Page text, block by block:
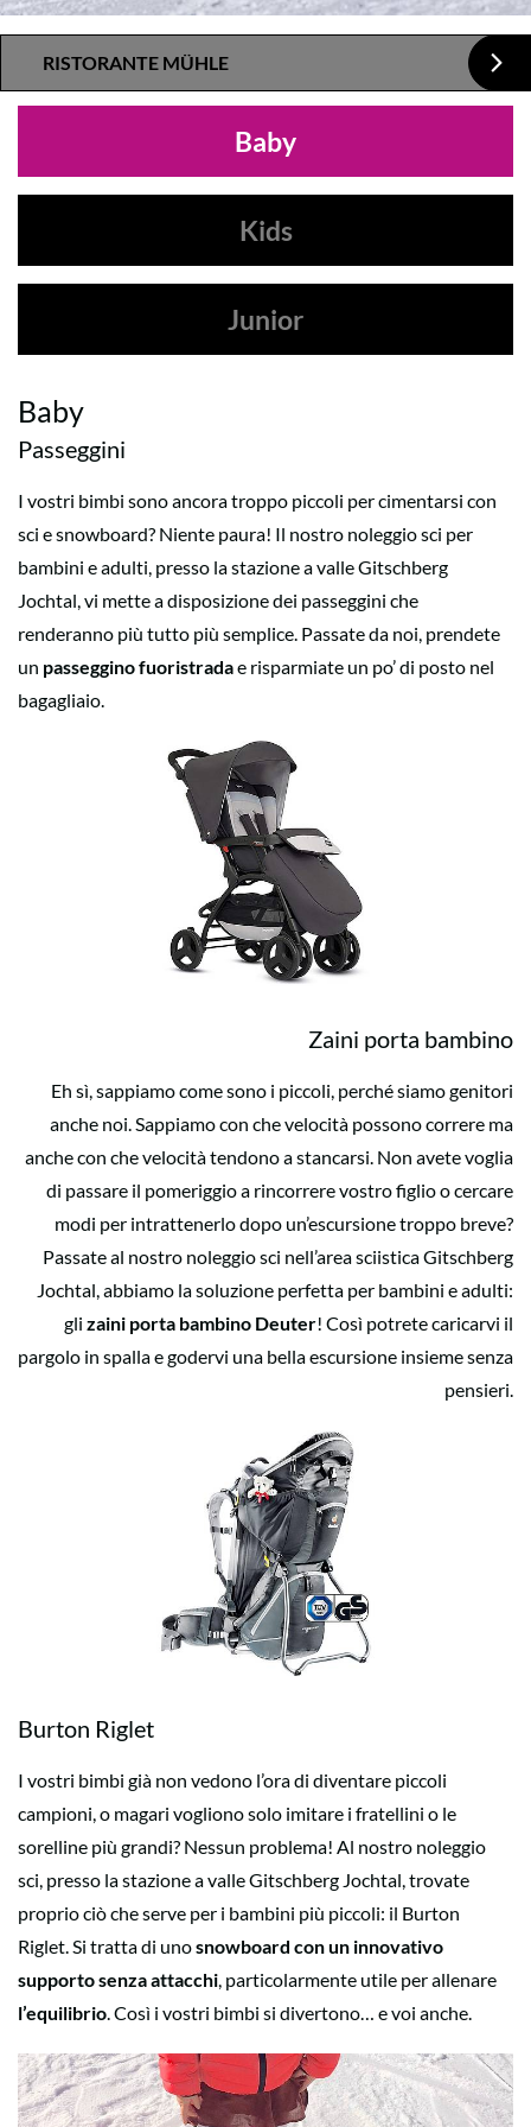
RISTORANTE MÜHLE
Baby
Kids
Junior
Baby
Passeggini
I vostri bimbi sono ancora troppo piccoli per cimentarsi con
sci e snowboard? Niente paura! Il nostro noleggio sci per
bambini e adulti, presso la stazione a valle Gitschberg
Jochtal, vi mette a disposizione dei passeggini che
renderanno più tutto più semplice. Passate da noi, prendete
un passeggino fuoristradae risparmiate un po’ di posto nel
bagagliaio.
Zaini porta bambino
Eh sì, sappiamo come sono i piccoli, perché siamo genitori
anche noi. Sappiamo con che velocità possono correre ma
anche con che velocità tendono a stancarsi. Non avete voglia
di passare il pomeriggio a rincorrere vostro figlio o cercare
modi per intrattenerlo dopo un’escursione troppo breve?
Passate al nostro noleggio sci nell’area sciistica Gitschberg
Jochtal, abbiamo la soluzione perfetta per bambini e adulti:
gli zaini porta bambino Deuter! Così potrete caricarvi il
pargolo in spalla e godervi una bella escursione insieme senza
pensieri.
Burton Riglet
I vostri bimbi già non vedono l’ora di diventare piccoli
campioni, o magari vogliono solo imitare i fratellini o le
sorelline più grandi? Nessun problema! Al nostro noleggio
sci, presso la stazione a valle Gitschberg Jochtal, trovate
proprio ciò che serve per i bambini più piccoli: il Burton
Riglet. Si tratta di unosnowboard con un innovativo
supporto senza attacchi , particolarmente utile per allenare
l’equilibrio . Così i vostri bimbi si divertono… e voi anche.